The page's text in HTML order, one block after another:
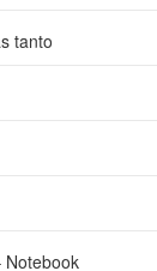
tanto
Notebook